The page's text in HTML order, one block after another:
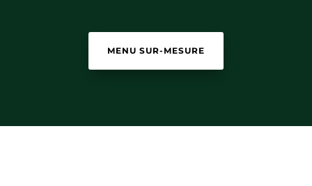
MENU SUR-MESURE